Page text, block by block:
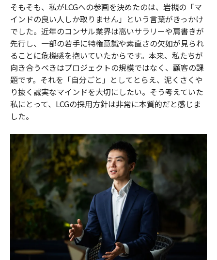
そもそも、私がLCGへの参画を決めたのは、岩槻の「マ
インドの良い人しか取りません」という言葉がきっかけ
でした。近年のコンサル業界は高いサラリーや肩書きが
先行し、一部の若手に特権意識や素直さの欠如が見られ
ることに危機感を抱いていたからです。本来、私たちが
向き合うべきはプロジェクトの規模ではなく、顧客の課
題です。それを「自分ごと」としてとらえ、泥くさくや
り抜く誠実なマインドを大切にしたい。そう考えていた
私にとって、LCGの採用方針は非常に本質的だと感じま
した。